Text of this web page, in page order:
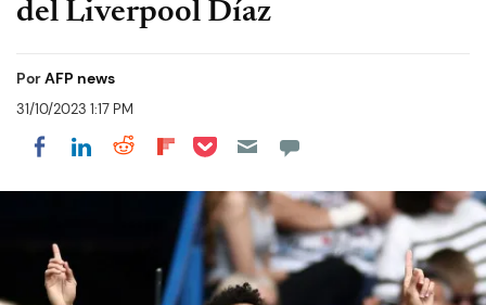
del Liverpool Díaz
PorAFP news
31/10/2023 1:17 PM
Share on Facebook
Share on LinkedIn
Share on Reddit
Share on Flipboard
Share on Pocket